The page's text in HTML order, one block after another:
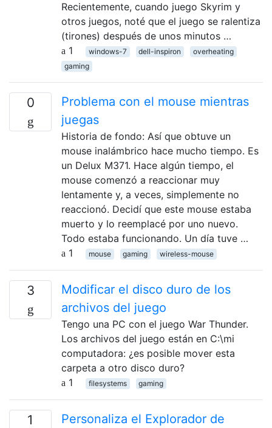
Recientemente, cuando juego Skyrim y
otros juegos, noté que el juego se ralentiza
(tirones) después de unos minutos …
1
windows-7 dell-inspiron
overheating
gaming
0
Problema con el mouse mientras
juegas
Historia de fondo: Así que obtuve un
mouse inalámbrico hace mucho tiempo. Es
un Delux M371. Hace algún tiempo, el
mouse comenzó a reaccionar muy
lentamente y, a veces, simplemente no
reaccionó. Decidí que este mouse estaba
muerto y lo reemplacé por uno nuevo.
Todo estaba funcionando. Un día tuve …
1
mouse gaming wireless-mouse
3
Modificar el disco duro de los
archivos del juego
Tengo una PC con el juego War Thunder.
Los archivos del juego están en C:\mi
computadora: ¿es posible mover esta
carpeta a otro disco duro?
1
filesystems gaming
1
Personaliza el Explorador de